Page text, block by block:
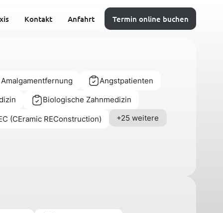
Kontakt Anfahrt Termin online buchen
Angstpatienten
Biologische Zahnmedizin
(CEramic REConstruction) +25 weitere